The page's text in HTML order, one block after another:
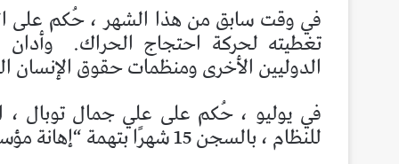
في وقت سابق من هذا الشهر ، حُكم على
تغطيته لحركة احتجاج الحراك.
الدوليين الأخرى ومنظمات حقوق
في يوليو ، حُكم على علي جمال توبال
للنظام ، بالسجن 15 شهرًا بتهمة “إهانة مؤسسات الدولة الرسمية”.